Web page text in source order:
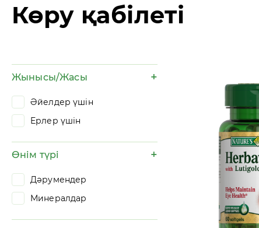
Көру қабілеті
Жынысы/Жасы
Әйелдер үшін
Ерлер үшін
Өнім түрі
Дәрумендер
Минералдар